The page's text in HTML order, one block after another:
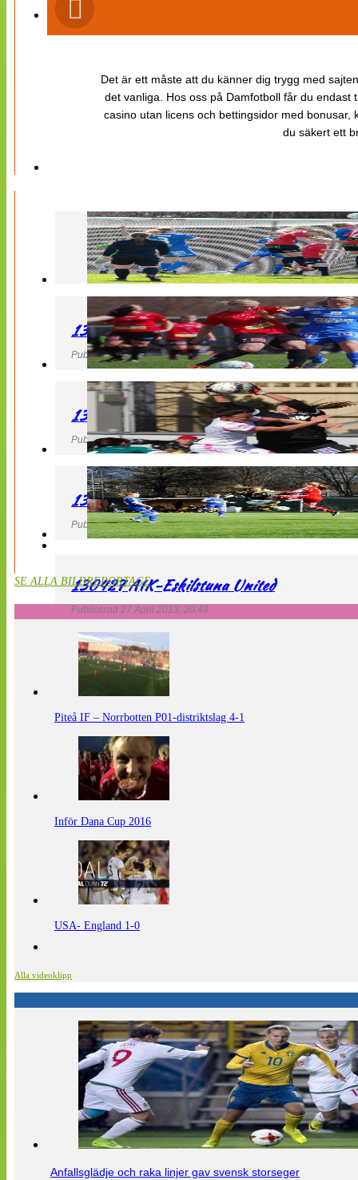
Det är ett måste att du känner dig trygg med
det vanliga. Hos oss på Damfotboll får du
casino utan licens och bettingsidor med
du säkert ett
130427 LB 07 – QBIK
Publicerad 27 April 2013, 22:40
130427 IF Limhamn Bunkeflo – QBIK
Publicerad 27 April 2013, 21:10
130427 LdB FC Malmö – Mallbackens IF
Publicerad 27 April 2013, 20:54
130427 AIK-Eskilstuna United
Publicerad 27 April 2013, 20:48
SE ALLA BILDREPORTAGE
Piteå IF – Norrbotten P01-distriktslag 4-1
Inför Dana Cup 2016
USA- England 1-0
Alla videoklipp
Anfallsglädje och raka linjer gav svensk storseger